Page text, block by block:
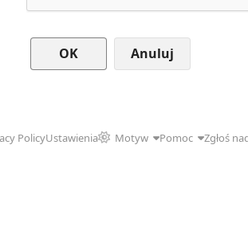
Anuluj
PolicyUstawienia Motyw Pomoc Zgłoś